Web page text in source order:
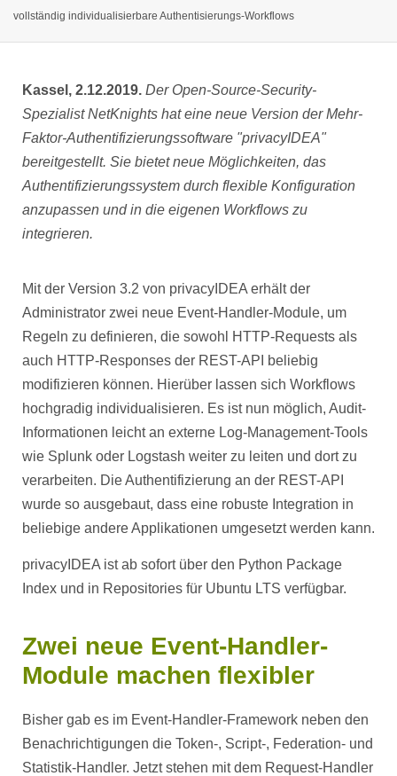
vollständig individualisierbare Authentisierungs-Workflows
Kassel, 2.12.2019. Der Open-Source-Security-
Spezialist NetKnights hat eine neue Version der Mehr-
Faktor-Authentifizierungssoftware "privacyIDEA"
bereitgestellt. Sie bietet neue Möglichkeiten, das
Authentifizierungssystem durch flexible Konfiguration
anzupassen und in die eigenen Workflows zu
integrieren.
Mit der Version 3.2 von privacyIDEA erhält der
Administrator zwei neue Event-Handler-Module, um
Regeln zu definieren, die sowohl HTTP-Requests als
auch HTTP-Responses der REST-API beliebig
modifizieren können. Hierüber lassen sich Workflows
hochgradig individualisieren. Es ist nun möglich, Audit-
Informationen leicht an externe Log-Management-Tools
wie Splunk oder Logstash weiter zu leiten und dort zu
verarbeiten. Die Authentifizierung an der REST-API
wurde so ausgebaut, dass eine robuste Integration in
beliebige andere Applikationen umgesetzt werden kann.
privacyIDEA ist ab sofort über den Python Package
Index und in Repositories für Ubuntu LTS verfügbar.
Zwei neue Event-Handler-
Module machen flexibler
Bisher gab es im Event-Handler-Framework neben den
Benachrichtigungen die Token-, Script-, Federation- und
Statistik-Handler. Jetzt stehen mit dem Request-Handler